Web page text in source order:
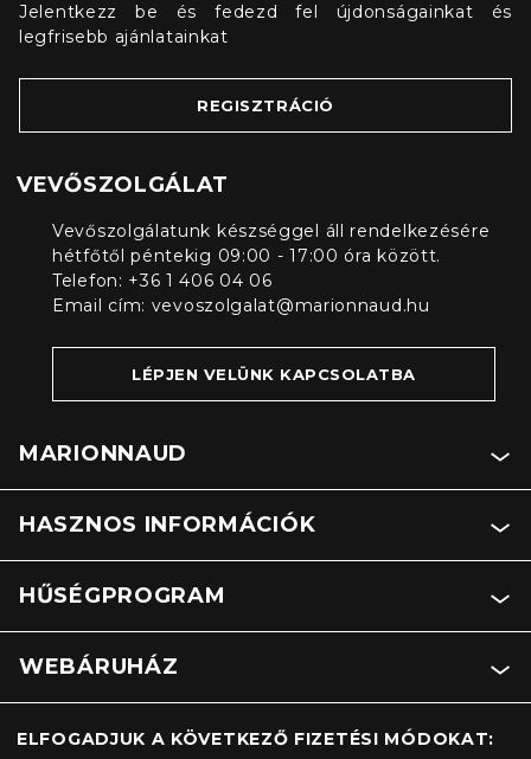
Jelentkezz be és fedezd fel újdonságainkat és
legfrisebb ajánlatainkat
REGISZTRÁCIÓ
VEVŐSZOLGÁLAT
Vevőszolgálatunk készséggel áll rendelkezésére
hétfőtől péntekig 09:00 - 17:00 óra között.
Telefon: +36 1 406 04 06
Email cím: vevoszolgalat@marionnaud.hu
LÉPJEN VELÜNK KAPCSOLATBA
MARIONNAUD
HASZNOS INFORMÁCIÓK
HŰSÉGPROGRAM
WEBÁRUHÁZ
ELFOGADJUK A KÖVETKEZŐ FIZETÉSI MÓDOKAT: